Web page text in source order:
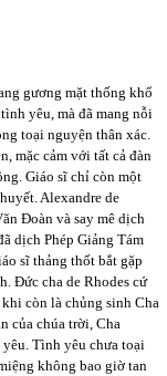
gương mặt thống khổ
yêu, mà đã mang nỗi
toại nguyện thân xác.
mặc cảm với tất cả đàn
Giáo sĩ chỉ còn một
Alexandre de
Đoàn và say mê dịch
dịch Phép Giảng Tám
sĩ thảng thốt bắt gặp
Đức cha de Rhodes cứ
còn là chủng sinh Cha
của chúa trời, Cha
Tình yêu chưa toại
không bao giờ tan